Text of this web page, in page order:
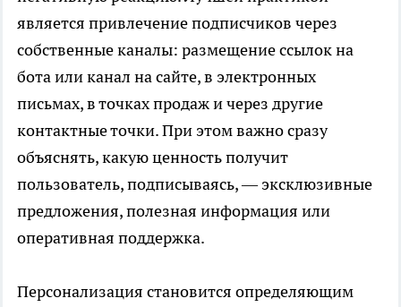
является привлечение подписчиков через
собственные каналы: размещение ссылок на
бота или канал на сайте, в электронных
письмах, в точках продаж и через другие
контактные точки. При этом важно сразу
объяснять, какую ценность получит
пользователь, подписываясь, — эксклюзивные
предложения, полезная информация или
оперативная поддержка.
Персонализация становится определяющим